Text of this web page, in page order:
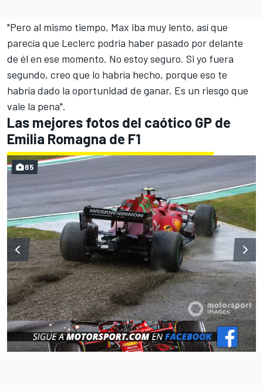
"Pero al mismo tiempo, Max iba muy lento, así que
parecía que Leclerc podría haber pasado por delante
de él en ese momento. No estoy seguro. Si yo fuera
segundo, creo que lo habría hecho, porque eso te
habría dado la oportunidad de ganar. Es un riesgo que
vale la pena".
Las mejores fotos del caótico GP de
Emilia Romagna de F1
65